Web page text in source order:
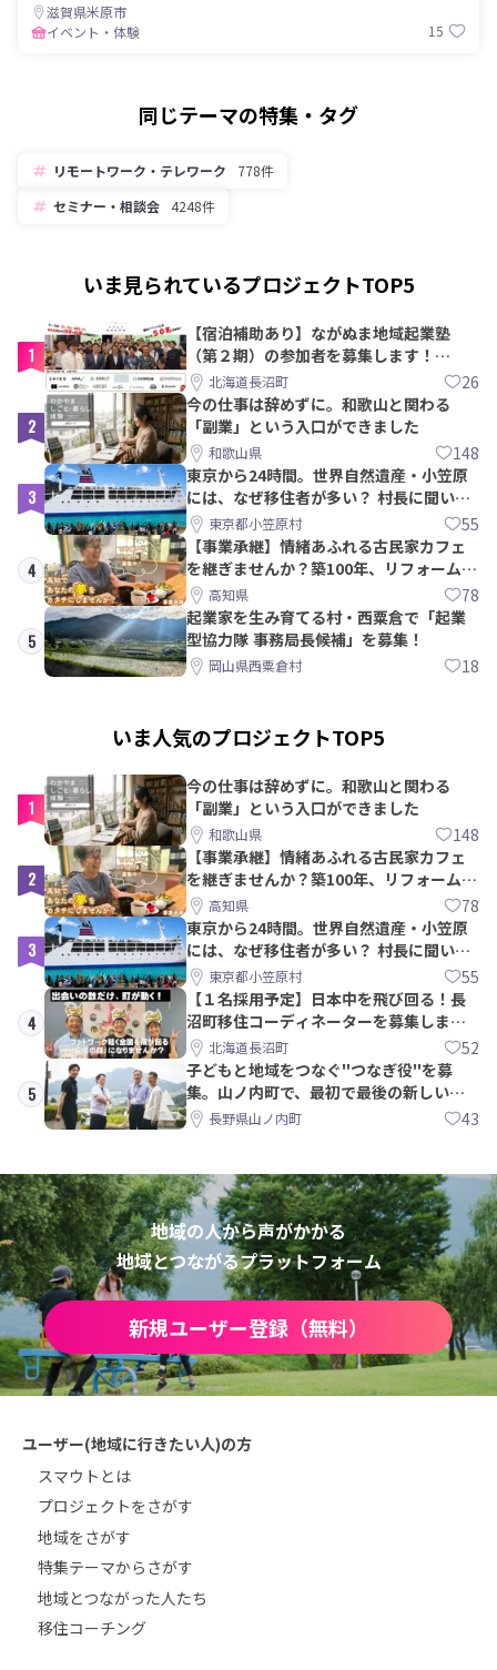
滋賀県米原市
イベント・体験
15
同じテーマの特集・タグ
リモートワーク・テレワーク
778件
セミナー・相談会
4248件
いま見られているプロジェクトTOP5
1
【宿泊補助あり】ながぬま地域起業塾
（第２期）の参加者を募集します！
【8/21〆】
北海道長沼町 26
2
今の仕事は辞めずに。和歌山と関わる
「副業」という入口ができました
和歌山県 148
3
東京から24時間。世界自然遺産・小笠原
には、なぜ移住者が多い？ 村長に聞いて
みた東京都小笠原村 55
4
【事業承継】情緒あふれる古民家カフェ
を継ぎませんか？築100年、リフォームか
ら約10年！
高知県 78
5
起業家を生み育てる村・西粟倉で「起業
型協力隊 事務局長候補」を募集！
岡山県西粟倉村 18
いま人気のプロジェクトTOP5
1
今の仕事は辞めずに。和歌山と関わる
「副業」という入口ができました
和歌山県 148
2
【事業承継】情緒あふれる古民家カフェ
を継ぎませんか？築100年、リフォームか
ら約10年！
高知県 78
3
東京から24時間。世界自然遺産・小笠原
には、なぜ移住者が多い？ 村長に聞いて
みた東京都小笠原村 55
4
【１名採用予定】日本中を飛び回る！長
沼町移住コーディネーターを募集しま
す！北海道長沼町 52
5
子どもと地域をつなぐ"つなぎ役"を募
集。山ノ内町で、最初で最後の新しい学
校づくりを一緒に
長野県山ノ内町 43
地域の人から声がかかる
地域とつながるプラットフォーム
新規ユーザー登録（無料）
ユーザー(地域に行きたい人)の方
スマウトとは
プロジェクトをさがす
地域をさがす
特集テーマからさがす
地域とつながった人たち
移住コーチング